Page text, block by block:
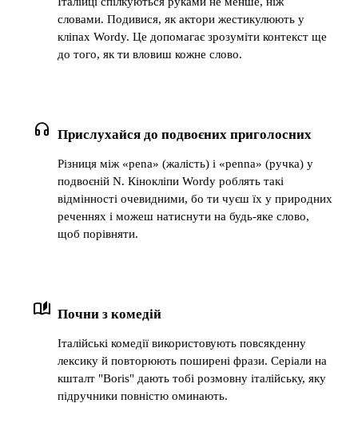
словами. Подивися, як актори жестикулюють у
кліпах Wordy. Це допомагає зрозуміти контекст ще
до того, як ти вловиш кожне слово.
headphones Прислухайся до подвоєних приголосних
Різниця між «pena» (жалість) і «penna» (ручка) у
подвоєній N. Кінокліпи Wordy роблять такі
відмінності очевидними, бо ти чуєш їх у природних
реченнях і можеш натиснути на будь-яке слово,
щоб порівняти.
auto_stories Почни з комедій
Італійські комедії використовують повсякденну
лексику й повторюють поширені фрази. Серіали на
кшталт "Boris" дають тобі розмовну італійську, яку
підручники повністю оминають.